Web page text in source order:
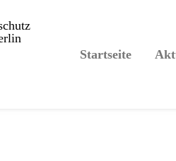
Startseite